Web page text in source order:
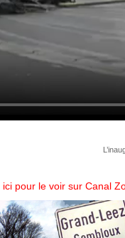
pour le voir sur Canal